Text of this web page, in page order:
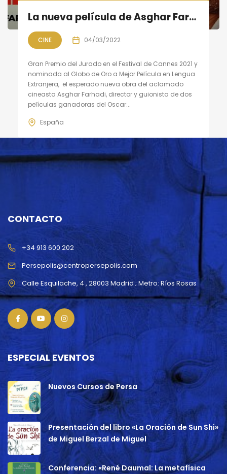
La nueva película de Asghar Farhadi «Un héroe» 4 de marzo en cines
CINE 04/03/2022
Gran Premio del Jurado en el Festival de Cannes 2021 y
nominada al Globo de Oro a Mejor Película en Lengua
Extranjera, el esperado nueva obra del aclamado
cineasta Asghar Farhadi, director y guionista de dos
películas ganadoras del Oscar...
España
CONTACTO
Persepolis@centropersepolis.com
+34 913 600 202
ESPECIAL EVENTOS
Nuevos Cursos de Persa
Presentación del libro «La Oración de Sun Shi»
de Miguel Berzal de Miguel
Conferencia: «René Daumal: La metafísica